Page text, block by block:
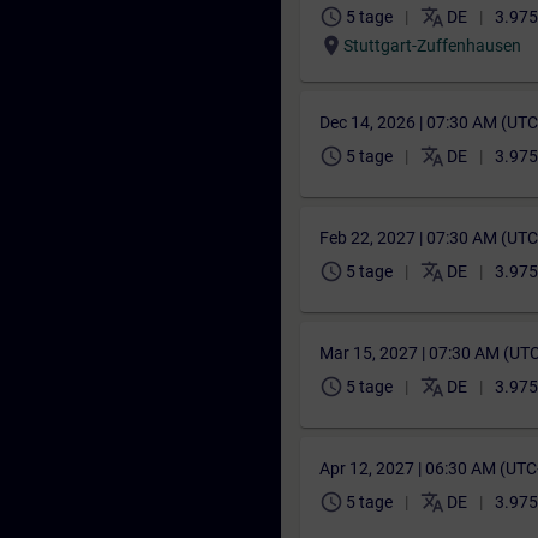
schedule 5 tage translate DE
location_on Stuttgart-Zuffenhausen
Dec 14, 2026 | 07:30 AM
schedule 5 tage translate DE
Feb 22, 2027 | 07:30 AM
schedule 5 tage translate DE
Mar 15, 2027 | 07:30 AM
schedule 5 tage translate DE
Apr 12, 2027 | 06:30 AM
schedule 5 tage translate DE